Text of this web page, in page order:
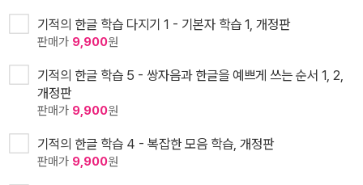
기적의 한글 학습 다지기 1 - 기본자 학습 1, 개정판
판매가 9,900원
기적의 한글 학습 5 - 쌍자음과 한글을 예쁘게 쓰는 순서 1, 2,
개정판
판매가 9,900원
기적의 한글 학습 4 - 복잡한 모음 학습, 개정판
판매가 9,900원